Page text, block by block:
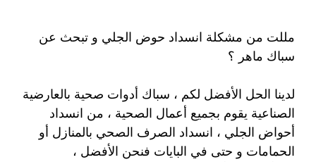
مللت من مشكلة انسداد حوض الجلي و تبحث عن
سباك ماهر ؟
لدينا الحل الأفضل لكم ، سباك أدوات صحية بالعارضية
الصناعية يقوم بجميع أعمال الصحية ، من انسداد
أحواض الجلي ، انسداد الصرف الصحي بالمنازل أو
الحمامات و حتى في البايات فنحن الأفضل ،